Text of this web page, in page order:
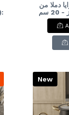
دملا من
تيتيز - 20 سمTitiz Damla
New